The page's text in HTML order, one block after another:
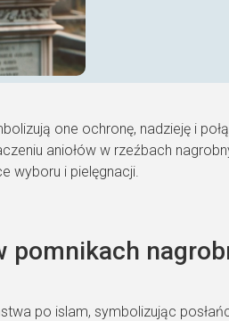
one ochronę, nadzieję i
aniołów w rzeźbach
wyboru i pielęgnacji.
pomnikach
po islam, symbolizując